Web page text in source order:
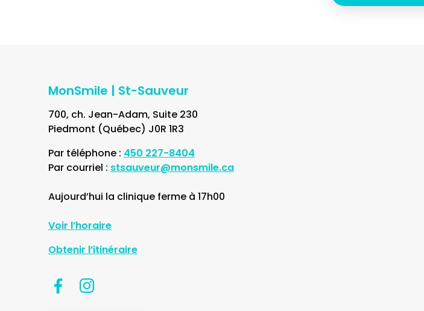
MonSmile | St-Sauveur
700, ch. Jean-Adam, Suite 230
Piedmont (Québec) J0R 1R3
Par téléphone : 450 227-8404
Par courriel : stsauveur@monsmile.ca
Aujourd’hui la clinique ferme à 17h00
Voir l’horaire
Obtenir l’itinéraire